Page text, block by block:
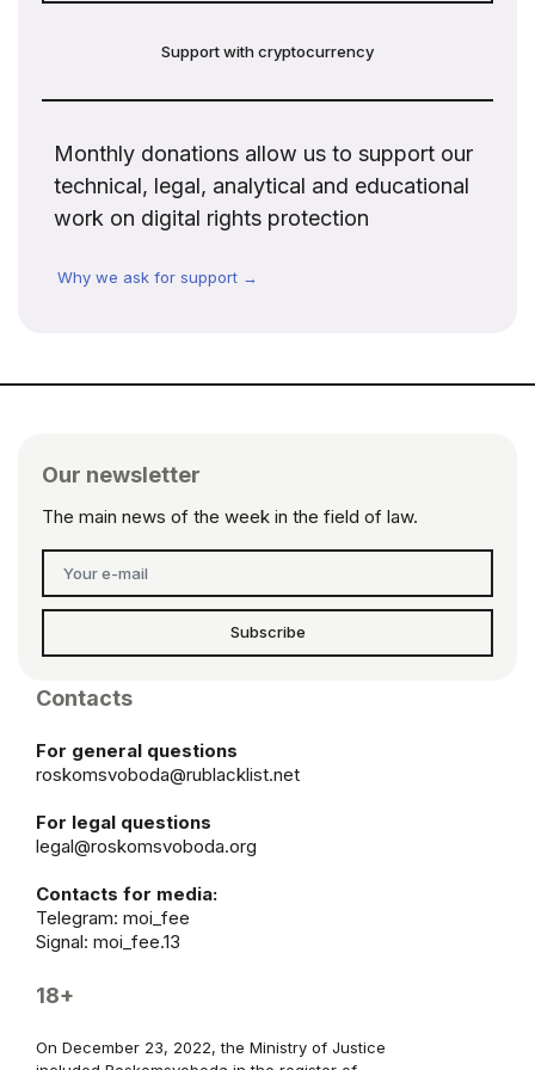
Support with cryptocurrency
Monthly donations allow us to support our
technical, legal, analytical and educational
work on digital rights protection
Why we ask for support →
Our newsletter
The main news of the week in the field of law.
Subscribe
Contacts
For general questions
roskomsvoboda@rublacklist.net
For legal questions
legal@roskomsvoboda.org
Contacts for media:
Telegram: moi_fee
Signal: moi_fee.13
18+
On December 23, 2022, the Ministry of Justice